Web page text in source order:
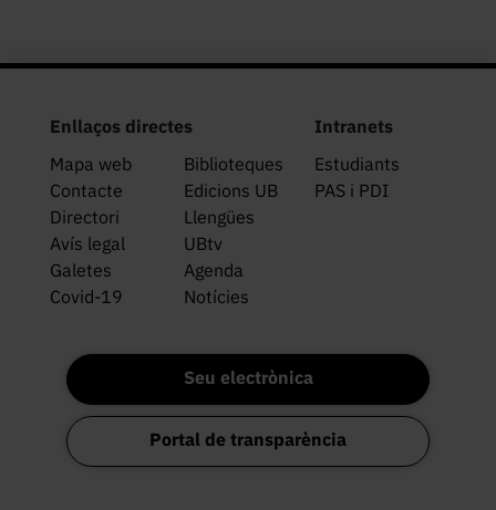
Enllaços directes
Mapa web
Biblioteques
Contacte
Edicions UB
Directori
Llengües
Avís legal
UBtv
Galetes
Agenda
Covid-19
Notícies
Intranets
Estudiants
PAS i PDI
Seu electrònica
Portal de transparència